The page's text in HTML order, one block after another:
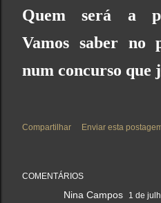
Quem será a
Vamos saber no
num concurso que
Compartilhar Enviar esta
COMENTÁRIOS
Nina Campos 1 de